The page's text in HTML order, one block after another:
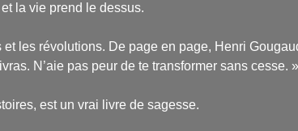
la vie prend le dessus.
les révolutions. De page en page, Henri
N’aie pas peur de te transformer sans cesse. »
est un vrai livre de sagesse.